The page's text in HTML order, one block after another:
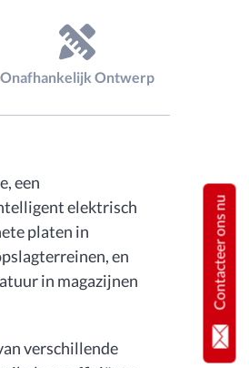
Onafhankelijk Ontwerp
een
elektrisch
platen in
en
in magazijnen
verschillende
Contacteer ons nu